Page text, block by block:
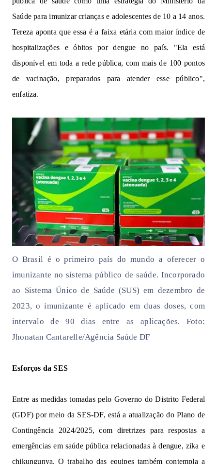
Saúde para imunizar crianças e adolescentes de 10 a 14 anos.
Tereza aponta que essa é a faixa etária com maior índice de
hospitalizações e óbitos por dengue no país. "Ela está
disponível em toda a rede pública, com mais de 100 pontos
de vacinação, preparados para atender esse público",
enfatiza.
O Brasil é o primeiro país do mundo a oferecer o
imunizante no sistema público de saúde. Incorporado
ao Sistema Único de Saúde (SUS) em dezembro de
2023, o imunizante é aplicado em duas doses, com
intervalo de 90 dias entre as aplicações. Foto:
Jhonatan Cantarelle/Agência Saúde DF
Esforços da SES
Entre as medidas tomadas pelo Governo do Distrito Federal
(GDF) por meio da SES-DF, está a atualização do Plano de
Contingência 2024/2025, com diretrizes para respostas a
emergências em saúde pública relacionadas à dengue, zika e
chikungunya. O trabalho das equipes também contempla a